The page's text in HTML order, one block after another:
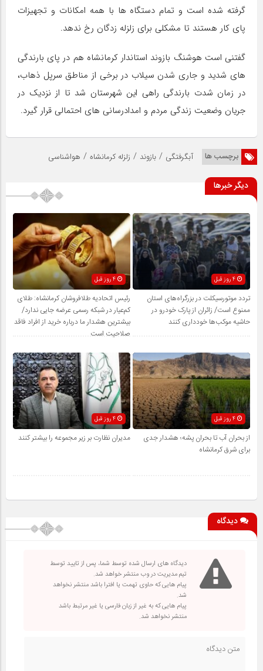
گرفته شده است و تمام دستگاه ها با همه امکانات و تجهیزات
پای کار هستند تا مشکلی برای زلزله زدگان رخ ندهد.
گفتنی است هوشنگ بازوند استاندار کرمانشاه هم در پای بارندگی
های شدید و جاری شدن سیلاب در برخی از مناطق سرپل ذهاب،
در زمان شدت بارندگی راهی این شهرستان شد تا از نزدیک در
جریان وضعیت زندگی مردم و امدادرسانی های احتمالی قرار گیرد.
برچسب ها آبگرفتگی / بازوند / زلزله کرمانشاه / هواشناسی
دیگر خبرها
4 روز قبل
تردد موتورسیکلت در بزرگراه‌های استان
ممنوع است/ زائران از پارک خودرو در
حاشیه موکب‌ها خودداری کنند
رئیس اتحادیه طلافروشان کرمانشاه: طلای
کم‌عیار در شبکه رسمی عرضه جایی ندارد/
بیشترین هشدار ما درباره خرید از افراد فاقد
صلاحیت است
4 روز قبل
از بحران آب تا بحران پشه؛ هشدار جدی
برای شرق کرمانشاه
مدیران نظارت بر زیر مجموعه را بیشتر کنند
دیدگاه
دیدگاه های ارسال شده توسط شما، پس از تایید توسط
تیم مدیریت در وب منتشر خواهد شد.
پیام هایی که حاوی تهمت یا افترا باشد منتشر نخواهد
شد.
پیام هایی که به غیر از زبان فارسی یا غیر مرتبط باشد
منتشر نخواهد شد.